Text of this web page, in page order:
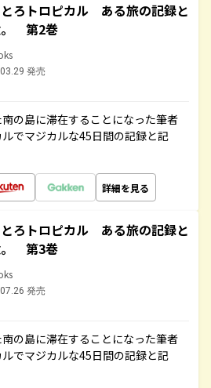
ろトロピカル ある旅の記録と
。 第2巻
発売
の島に滞在することになった筆者
でマジカルな45日間の記録と記
詳細を見る
ろトロピカル ある旅の記録と
。 第3巻
発売
の島に滞在することになった筆者
でマジカルな45日間の記録と記